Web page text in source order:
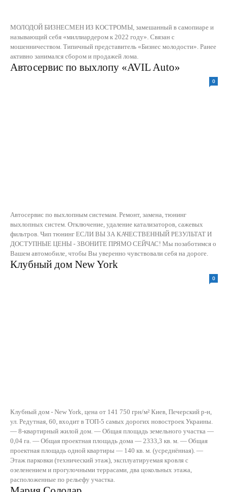
МОЛОДОЙ БИЗНЕСМЕН ИЗ КОСТРОМЫ, замешанный в самопиаре и
называющий себя «миллиардером к 2022 году». Связан с
мошенничеством. Типичный представитель «Бизнес молодости». Ранее
активно занимался сбором и продажей лома.
Автосервис по выхлопу «AVIL Auto»
0
Автосервис по выхлопным системам. Ремонт, замена, тюнинг
выхлопных систем. Отключение, удаление катализаторов, сажевых
фильтров. Чип тюнинг ЕСЛИ ВЫ ЗА КАЧЕСТВЕННЫЙ РЕЗУЛЬТАТ И
ДОСТУПНЫЕ ЦЕНЫ - ЗВОНИТЕ ПРЯМО СЕЙЧАС! Мы позаботимся о
Вашем автомобиле, чтобы Вы уверенно чувствовали себя на дороге.
Клубный дом New York
0
Клубный дом - New York, цена от 141 750 грн/м² Киев, Печерский р-н,
ул. Редутная, 60, входит в ТОП-5 самых дорогих новостроек Украины.
— 8-квартирный жилой дом. — Общая площадь земельного участка —
0,04 га. — Общая проектная площадь дома — 2333,3 кв. м. — Общая
проектная площадь одной квартиры — 140 кв. м. (усреднённая). —
Этаж парковки (технический этаж), эксплуатируемая кровля с
озеленением и прогулочными террасами, два цокольных этажа,
расположенные по рельефу участка.